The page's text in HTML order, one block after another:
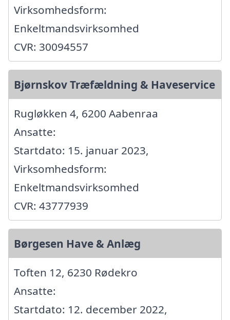
Virksomhedsform:
Enkeltmandsvirksomhed
CVR: 30094557
Bjørnskov Træfældning & Haveservice
Rugløkken 4, 6200 Aabenraa
Ansatte:
Startdato: 15. januar 2023,
Virksomhedsform:
Enkeltmandsvirksomhed
CVR: 43777939
Børgesen Have & Anlæg
Toften 12, 6230 Rødekro
Ansatte:
Startdato: 12. december 2022,